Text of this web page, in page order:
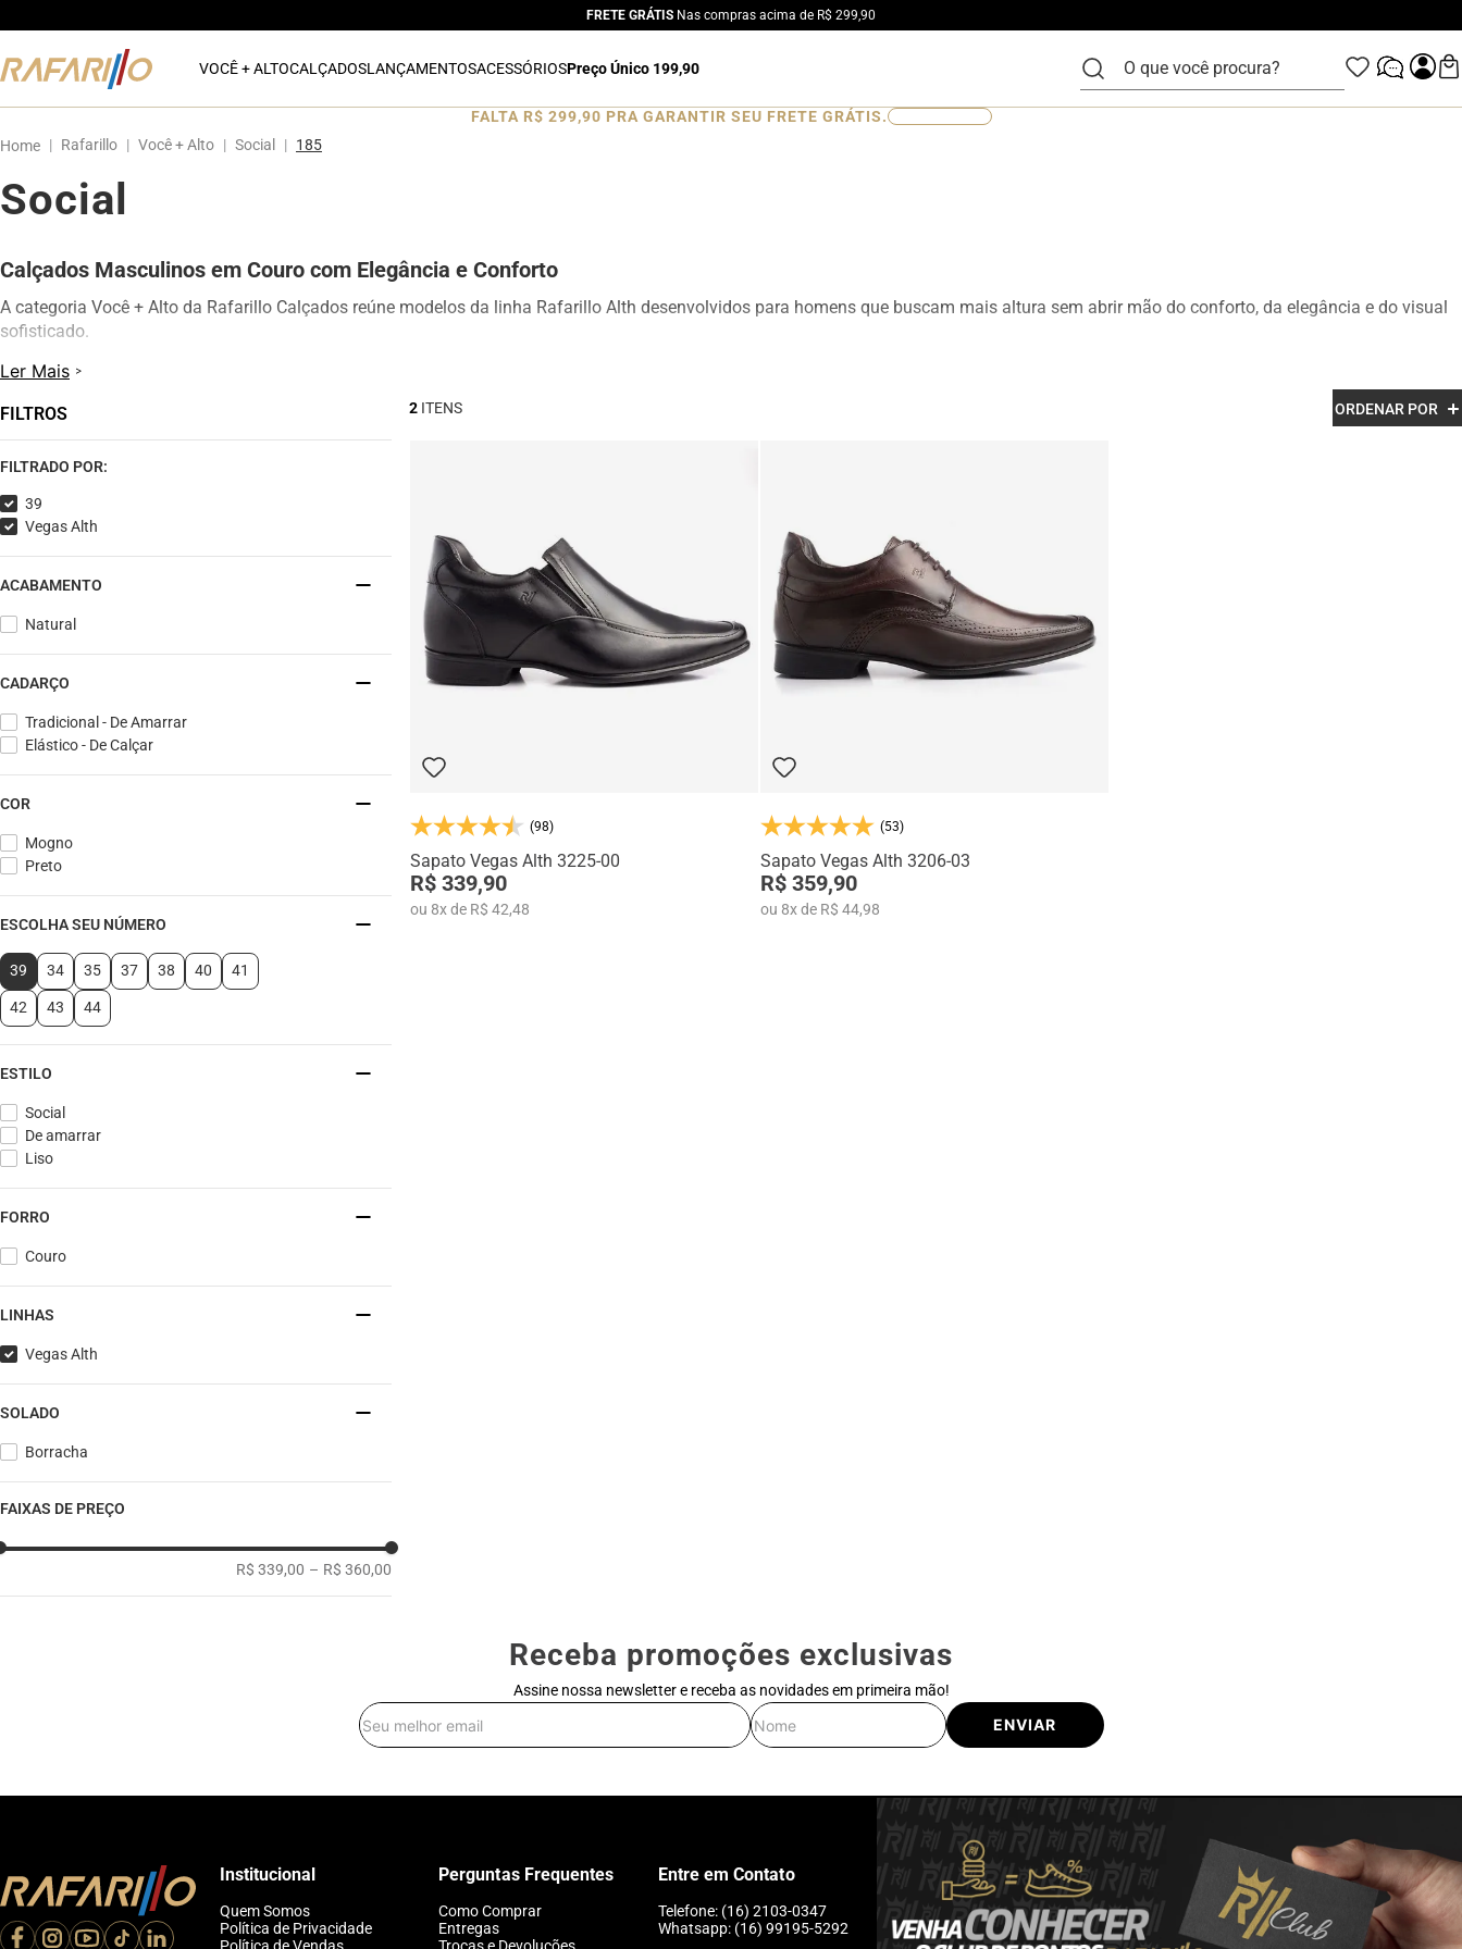
FRETE GRÁTIS Nas compras acima de R$ 299,90
VOCÊ + ALTOCALÇADOSLANÇAMENTOSACESSÓRIOSPreço Único 199,90
O que você procura?
FALTA R$ 299,90 PRA GARANTIR SEU FRETE GRÁTIS. 0
Rafarillo Você + Alto Social 185
Social
Calçados Masculinos em Couro com Elegância e Conforto
A categoria Você + Alto da Rafarillo Calçados reúne modelos da linha Rafarillo Alth desenvolvidos para homens que buscam mais altura sem abrir mão do conforto, da elegância e do visual
sofisticado.
Os calçados contam com elevação interna de até 7 cm, proporcionando aumento de altura de forma discreta e natural. Produzidos em couro legítimo e com acabamento premium, os
Na categoria Você + Alto, você encontra sapatos sociais, casuais, mocassins e sapatênis com tecnologia de elevação interna, desenvolvidos para garantir mais confiança, postura e estilo em
qualquer momento do dia.
Ler Mais
FILTROS
FILTRADO POR:
39
Vegas Alth
ACABAMENTO
Natural
CADARÇO
Tradicional - De Amarrar
Elástico - De Calçar
COR
Mogno
Preto
ESCOLHA SEU NÚMERO
39 34 35 37 38 40 41
42 43 44
ESTILO
Social
De amarrar
Liso
FORRO
Couro
LINHAS
Vegas Alth
SOLADO
Borracha
FAIXAS DE PREÇO
R$ 339,00 – R$ 360,00
2 ORDENAR POR
(98)
Sapato Vegas Alth 3225-00
R$ 339,90
ou 8xde R$ 42,48
(53)
Sapato Vegas Alth 3206-03
R$ 359,90
ou 8xde R$ 44,98
Receba promoções exclusivas
Assine nossa newsletter e receba as novidades em primeira mão!
ENVIAR
Institucional
Quem Somos
Política de Privacidade
Perguntas Frequentes
Como Comprar
Entregas
Entre em Contato
Telefone: (16) 2103-0347
Whatsapp: (16) 99195-5292